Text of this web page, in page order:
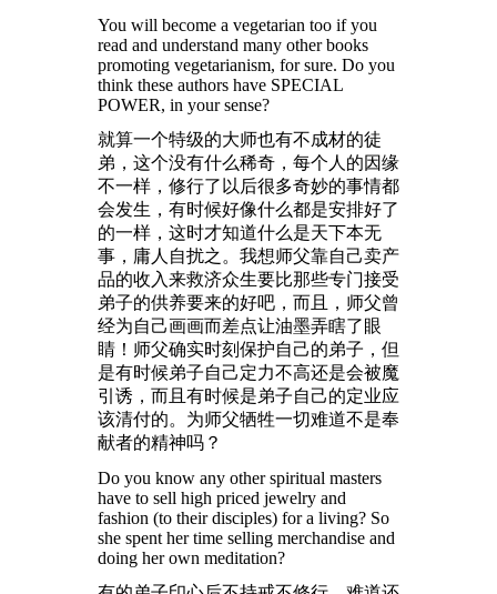
You will become a vegetarian too if you
read and understand many other books
promoting vegetarianism, for sure. Do you
think these authors have SPECIAL
POWER, in your sense?
就算一个特级的大师也有不成材的徒
弟，这个没有什么稀奇，每个人的因缘
不一样，修行了以后很多奇妙的事情都
会发生，有时候好像什么都是安排好了
的一样，这时才知道什么是天下本无
事，庸人自扰之。我想师父靠自己卖产
品的收入来救济众生要比那些专门接受
弟子的供养要来的好吧，而且，师父曾
经为自己画画而差点让油墨弄瞎了眼
睛！师父确实时刻保护自己的弟子，但
是有时候弟子自己定力不高还是会被魔
引诱，而且有时候是弟子自己的定业应
该清付的。为师父牺牲一切难道不是奉
献者的精神吗？
Do you know any other spiritual masters
have to sell high priced jewelry and
fashion (to their disciples) for a living? So
she spent her time selling merchandise and
doing her own meditation?